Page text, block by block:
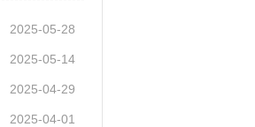
2025-05-28
2025-05-14
2025-04-29
2025-04-01